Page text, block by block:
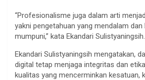
“Profesionalisme juga dalam arti
yakni pengetahuan yang mendalam
mumpuni,” kata Ekandari Sulistyaningsih.
Ekandari Sulistyaningsih mengatakan,
digital tetap menjaga integritas dan
kualitas yang mencerminkan kesatuan,